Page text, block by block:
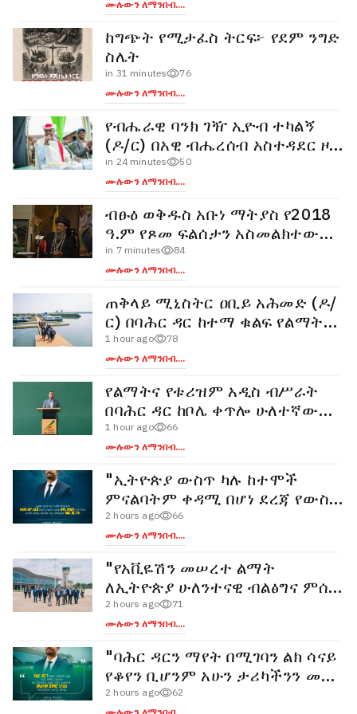
ሙሉውን ለማንበብ....
ከግጭት የሚታፈስ ትርፍ፦ የደም ንግድ
ስሌት
in 31 minutes
76
ሙሉውን ለማንበብ....
የብሔራዊ ባንክ ገዥ ኢዮብ ተካልኝ
(ዶ/ር) በአዊ ብሔረሰብ አስተዳደር ዞን
የገጠር ኮሪደር ልማት ሥራን አስጀመሩ
in 24 minutes
50
ሙሉውን ለማንበብ....
ብፁዕ ወቅዱስ አቡነ ማትያስ የ2018
ዓ.ም የጾመ ፍልሰታን አስመልክተው
አባታዊ መልዕክት አስተላለፉ
in 7 minutes
84
ሙሉውን ለማንበብ....
ጠቅላይ ሚኒስትር ዐቢይ አሕመድ (ዶ/
ር) በባሕር ዳር ከተማ ቁልፍ የልማት
ቦታዎችን ጎበኙ
1 hour ago
78
ሙሉውን ለማንበብ....
የልማትና የቱሪዝም አዲስ ብሥራት
በባሕር ዳር ከቦሌ ቀጥሎ ሁለተኛው
ግዙፍ የአውሮፕላን ማረፊያ ተርሚናል
ተመረቀ
1 hour ago
66
ሙሉውን ለማንበብ....
"ኢትዮጵያ ውስጥ ካሉ ከተሞች
ምናልባትም ቀዳሚ በሆነ ደረጃ የውስጥ
ለውስጥ መንገድ በጥሩ ዲዛይን
ከተሠሩባቸው ከተሞች መካከል
ከፍተኛውን ስፍራ የምትይዘው ባሕር
ዳር ናት።" - ጠቅላይ ሚኒስትር ዐቢይ
አሕመድ
2 hours ago
66
ሙሉውን ለማንበብ....
"የአቪዬሽን መሠረተ ልማት
ለኢትዮጵያ ሁለንተናዊ ብልፅግና ምሰሶ
ነው"፦ ምክትል ጠቅላይ ሚኒስትር
ተመስገን ጥሩነህ
2 hours ago
71
ሙሉውን ለማንበብ....
"ባሕር ዳርን ማየት በሚገባን ልክ ሳናይ
የቆየን ቢሆንም አሁን ታሪካችንን መለስ
ብለን በመቃኘት መልካም ጅማሮ
2 hours ago
62